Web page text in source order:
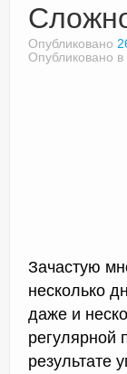
Опубликовано
Опубликовано в
Зачастую
несколько
даже и
регулярной
результате